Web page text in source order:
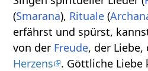
(Smarana), Rituale (
erfährst und spürst,
von der Freude, der Liebe,
Herzens
. Göttliche Liebe